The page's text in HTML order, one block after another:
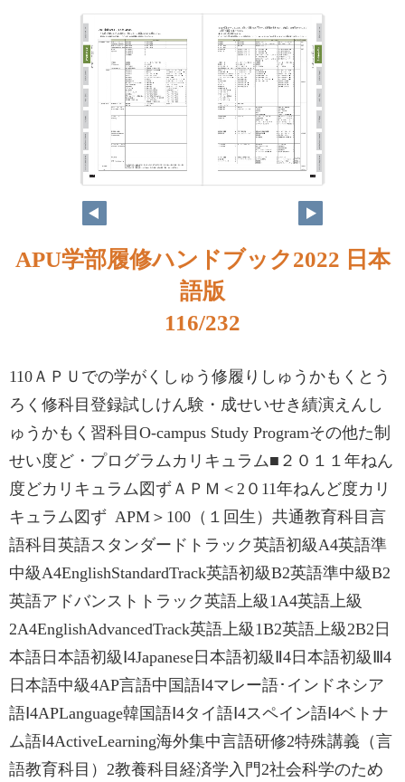
APU学部履修ハンドブック2022 日本
語版
116/232
110ＡＰＵでの学がくしゅう修履りしゅうかもくとう
ろく修科目登録試しけん験・成せいせき績演えんし
ゅうかもく習科目O-campus Study Programその他た制
せい度ど・プログラムカリキュラム■‌２０１１年ねん
度どカリキュラム図ずＡＰＭ＜2０11年ねんど度カリ
キュラム図ず APM＞100（１回生）共通教育科目言
語科目英語‌スタンダードトラック英語初級A‌4英語準
中級A‌4English‌Standard‌Track英語初級B‌2英語準中級B‌2
英語‌アドバンストトラック英語上級1A‌4英語上級
2A‌4English‌Advanced‌Track英語上級1B‌2英語上級2B‌2日
本語日本語初級Ⅰ‌4Japanese日本語初級Ⅱ‌4日本語初級Ⅲ‌4
日本語中級4AP言語中国語Ⅰ4マレー語･インドネシア
語Ⅰ4AP‌Language韓国語Ⅰ4タイ語Ⅰ4スペイン語Ⅰ4ベトナ
ム語Ⅰ4Active‌Learning海外集中言語研修2特殊講義（言
語教育科目）2教養科目経済学入門2社会科学のため